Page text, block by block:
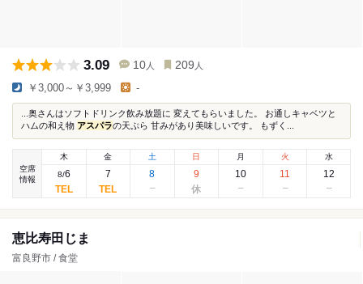
3.09 10 人 209 人
￥3,000～￥3,999 -
...奥さんはソフトドリンク飲み放題に 変えてもらいました。 お通しキャベツと
ハムの和え物 アスパラの天ぷら 甘みがあり美味しいです。 もずく...
空席
情報
木
8/6
金
7
土
8
日
9
月
10
火
11
水
12
恵比寿田じま
富良野市 / 食堂